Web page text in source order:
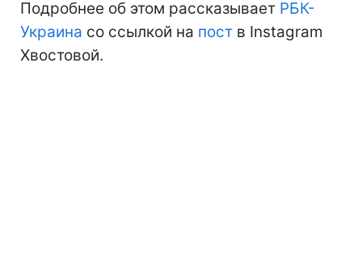
Подробнее об этом рассказывает РБК-
Украина со ссылкой на пост в Instagram
Хвостовой.